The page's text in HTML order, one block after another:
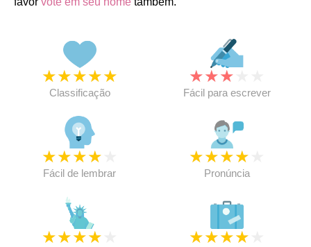
★★★★★
Classificação
★★★
Fácil para escrever
★★★★
Fácil de lembrar
★★★★
Pronúncia
★★★★ ★★★★